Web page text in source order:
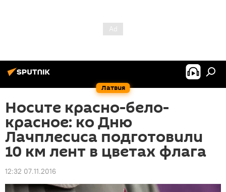
Латвия
Носите красно-бело-
красное: ко Дню
Лачплесиса подготовили
10 км лент в цветах флага
12:32 07.11.2016